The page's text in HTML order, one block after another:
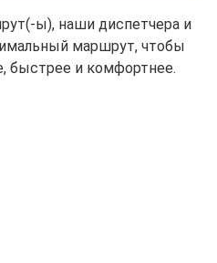
ы), наши диспетчера и
маршрут, чтобы
быстрее и комфортнее.